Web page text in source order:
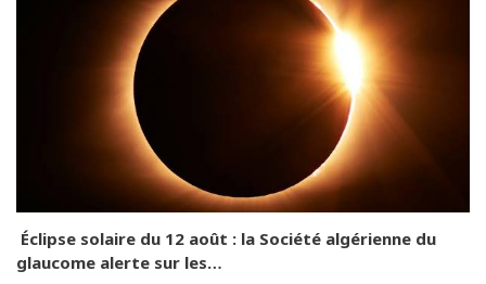
Éclipse solaire du 12 août : la Société algérienne du
glaucome alerte sur les…